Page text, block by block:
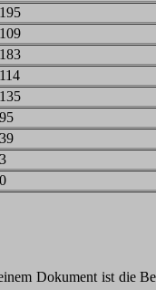
195
109
183
114
135
95
39
3
0
Dokument ist die